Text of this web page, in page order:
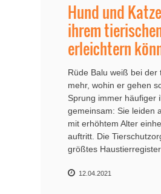
Hund und
ihrem
erleichtern
Rüde Balu weiß bei
mehr, wohin er gehen
Sprung immer häufiger
gemeinsam: Sie leiden
mit erhöhtem Alter
auftritt. Die
größtes
12.04.2021